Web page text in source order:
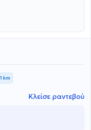
km
Κλείσε ραντεβού